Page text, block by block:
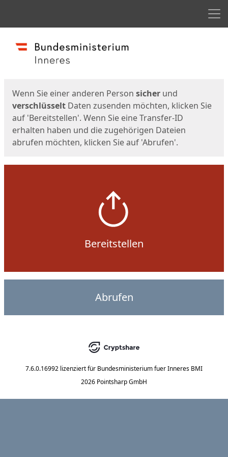
Start
Wenn Sie einer anderen Person sicher und
verschlüsselt Daten zusenden möchten, klicken Sie
auf 'Bereitstellen'. Wenn Sie eine Transfer-ID
erhalten haben und die zugehörigen Dateien
abrufen möchten, klicken Sie auf 'Abrufen'.
Bereitstellen
Abrufen
7.6.0.16992 lizenziert für Bundesministerium fuer Inneres BMI
2026 Pointsharp GmbH